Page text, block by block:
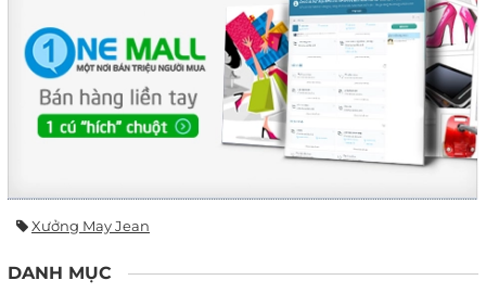
Xưởng May Jean
DANH MỤC